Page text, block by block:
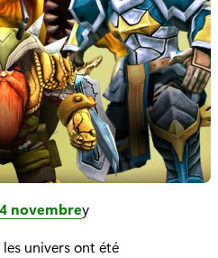
novembrey
les univers ont été